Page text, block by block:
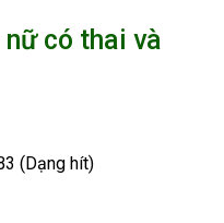
có thai và
(Dạng hít)